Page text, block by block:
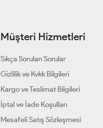
Müşteri Hizmetleri
Sıkça Sorulan Sorular
Gizlilik ve Kvkk Bilgileri
Kargo ve Teslimat Bilgileri
İptal ve İade Koşulları
Mesafeli Satış Sözleşmesi